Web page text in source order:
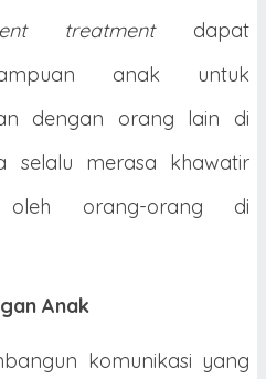
treatment dapat
anak untuk
dengan orang lain di
selalu merasa khawatir
oleh orang-orang di
Anak
komunikasi yang